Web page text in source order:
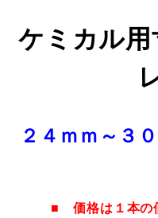
ケミカル
２４ｍｍ～３
■価格は１本の